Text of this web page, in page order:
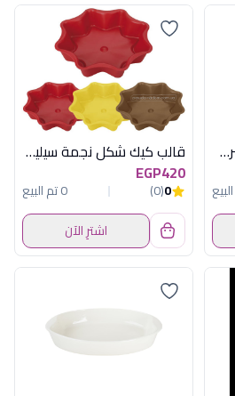
طقم2ملعقة سلطة اخضركانيسترعلبة ميتاليتكس
قالب كيك شكل نجمة سيليكون توسكوما
EGP420
0
(0)
0 تم البيع
اشترِ الآن